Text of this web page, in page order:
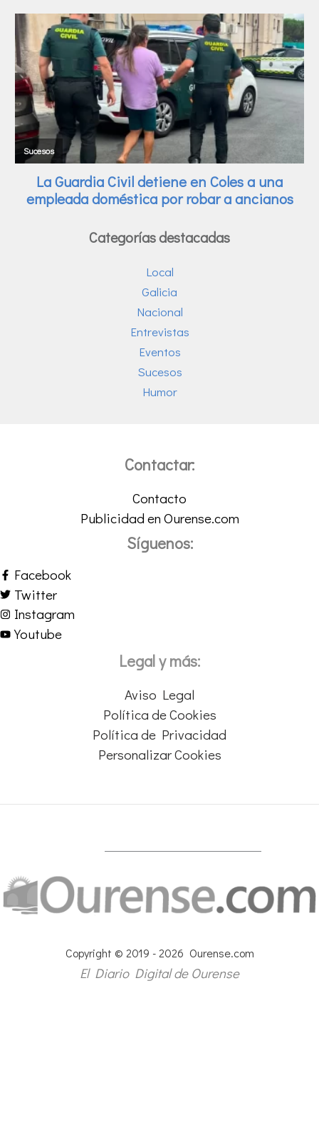
Categorías destacadas
Local
Galicia
Nacional
Entrevistas
Eventos
Sucesos
Humor
Contactar:
Contacto
Publicidad en Ourense.com
Síguenos:
Facebook
Twitter
Instagram
Youtube
Legal y más:
Aviso Legal
Política de Cookies
Política de Privacidad
Personalizar Cookies
Copyright © 2019 - 2026 Ourense.com
El Diario Digital de Ourense